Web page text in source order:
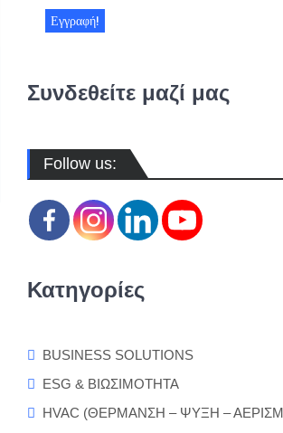
Συνδεθείτε μαζί μας
Follow us:
Κατηγορίες
BUSINESS SOLUTIONS
ESG & ΒΙΩΣΙΜΟΤΗΤΑ
HVAC (ΘΕΡΜΑΝΣΗ – ΨΥΞΗ –